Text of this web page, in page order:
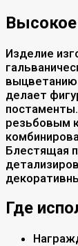
Высокое
Изделие
делает
резьбовым
Блестящая
Где